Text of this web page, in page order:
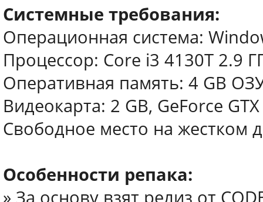
Системные требования:
Операционная система:
Процессор: Core i3 4130T 2.9
Оперативная память: 4 GB
Видеокарта: 2 GB, GeForce
Свободное место на жестком
Особенности репака:
» За основу взят релиз от